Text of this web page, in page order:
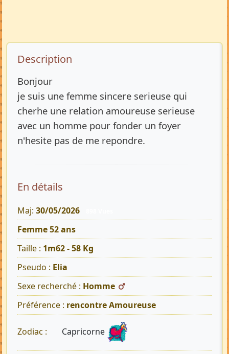
Description de l’annonce
Description
Bonjour
je suis une femme sincere serieuse qui
cherhe une relation amoureuse serieuse
avec un homme pour fonder un foyer
n'hesite pas de me repondre.
En détails
Maj: 30/05/2026
Femme 52 ans
Taille : 1m62 - 58 Kg
Pseudo : Elia
Sexe recherché : Homme
Préférence : rencontre Amoureuse
Zodiac : Capricorne